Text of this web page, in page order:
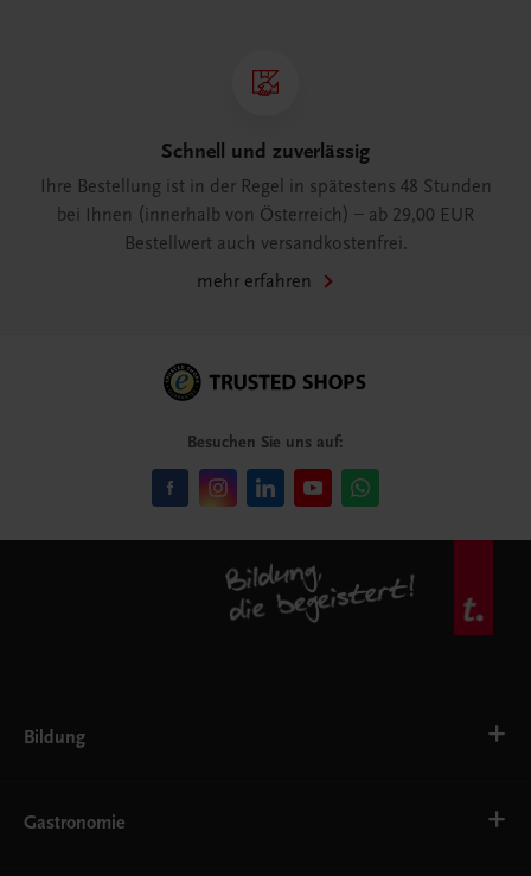
Schnell und zuverlässig
Ihre Bestellung ist in der Regel in spätestens 48 Stunden
bei Ihnen (innerhalb von Österreich) – ab 29,00 EUR
Bestellwert auch versandkostenfrei.
mehr erfahren
Besuchen Sie uns auf:
Bildung
AHS
Gastronomie